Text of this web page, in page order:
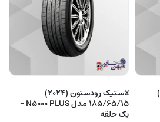
لاستیک رودکروزا چین (2024) لاستیک رودستون (2024)
185/65/15 مدل N5000 PLUS –
یک حلقه